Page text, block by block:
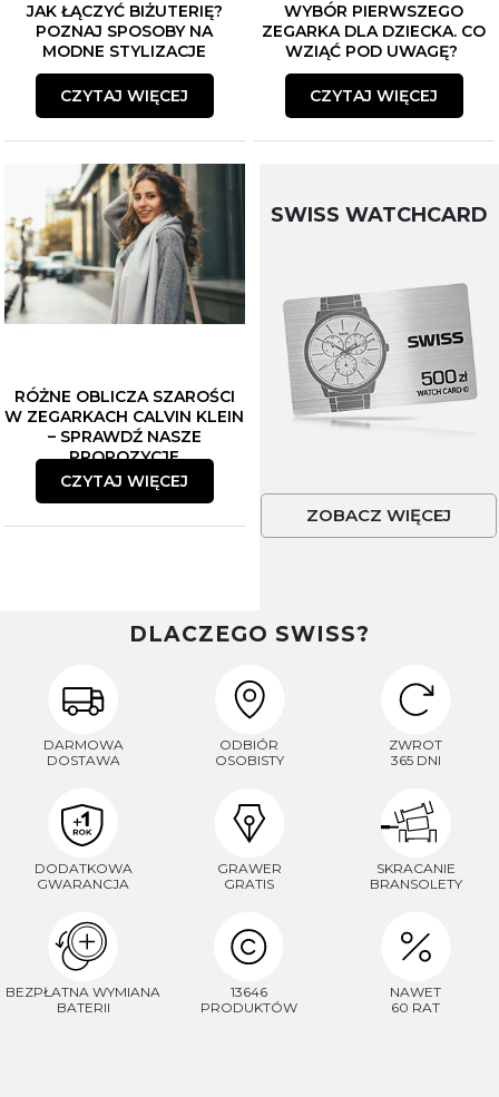
JAK ŁĄCZYĆ BIŻUTERIĘ?
POZNAJ SPOSOBY NA
MODNE STYLIZACJE
CZYTAJ WIĘCEJ
WYBÓR PIERWSZEGO
ZEGARKA DLA DZIECKA. CO
WZIĄĆ POD UWAGĘ?
CZYTAJ WIĘCEJ
RÓŻNE OBLICZA SZAROŚCI
W ZEGARKACH CALVIN KLEIN
– SPRAWDŹ NASZE
PROPOZYCJE
CZYTAJ WIĘCEJ
SWISS WATCHCARD
ZOBACZ WIĘCEJ
DLACZEGO SWISS?
DARMOWA
DOSTAWA
ODBIÓR
OSOBISTY
ZWROT
365 DNI
DODATKOWA
GWARANCJA
GRAWER
GRATIS
SKRACANIE
BRANSOLETY
BEZPŁATNA WYMIANA
BATERII
13646
PRODUKTÓW
NAWET
60 RAT